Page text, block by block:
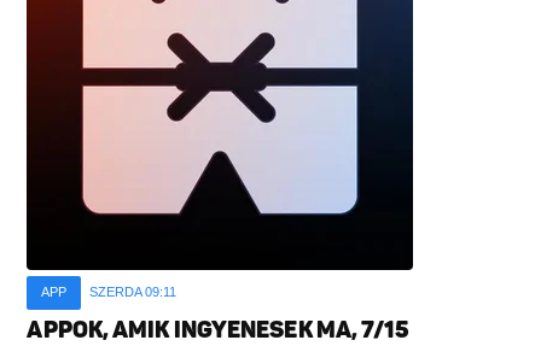
APP SZERDA 09:11
APPOK, AMIK INGYENESEK MA, 7/15